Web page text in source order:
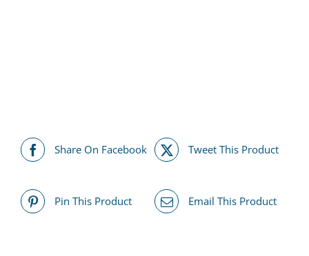
Share On Facebook Tweet This Product
Pin This Product Email This Product